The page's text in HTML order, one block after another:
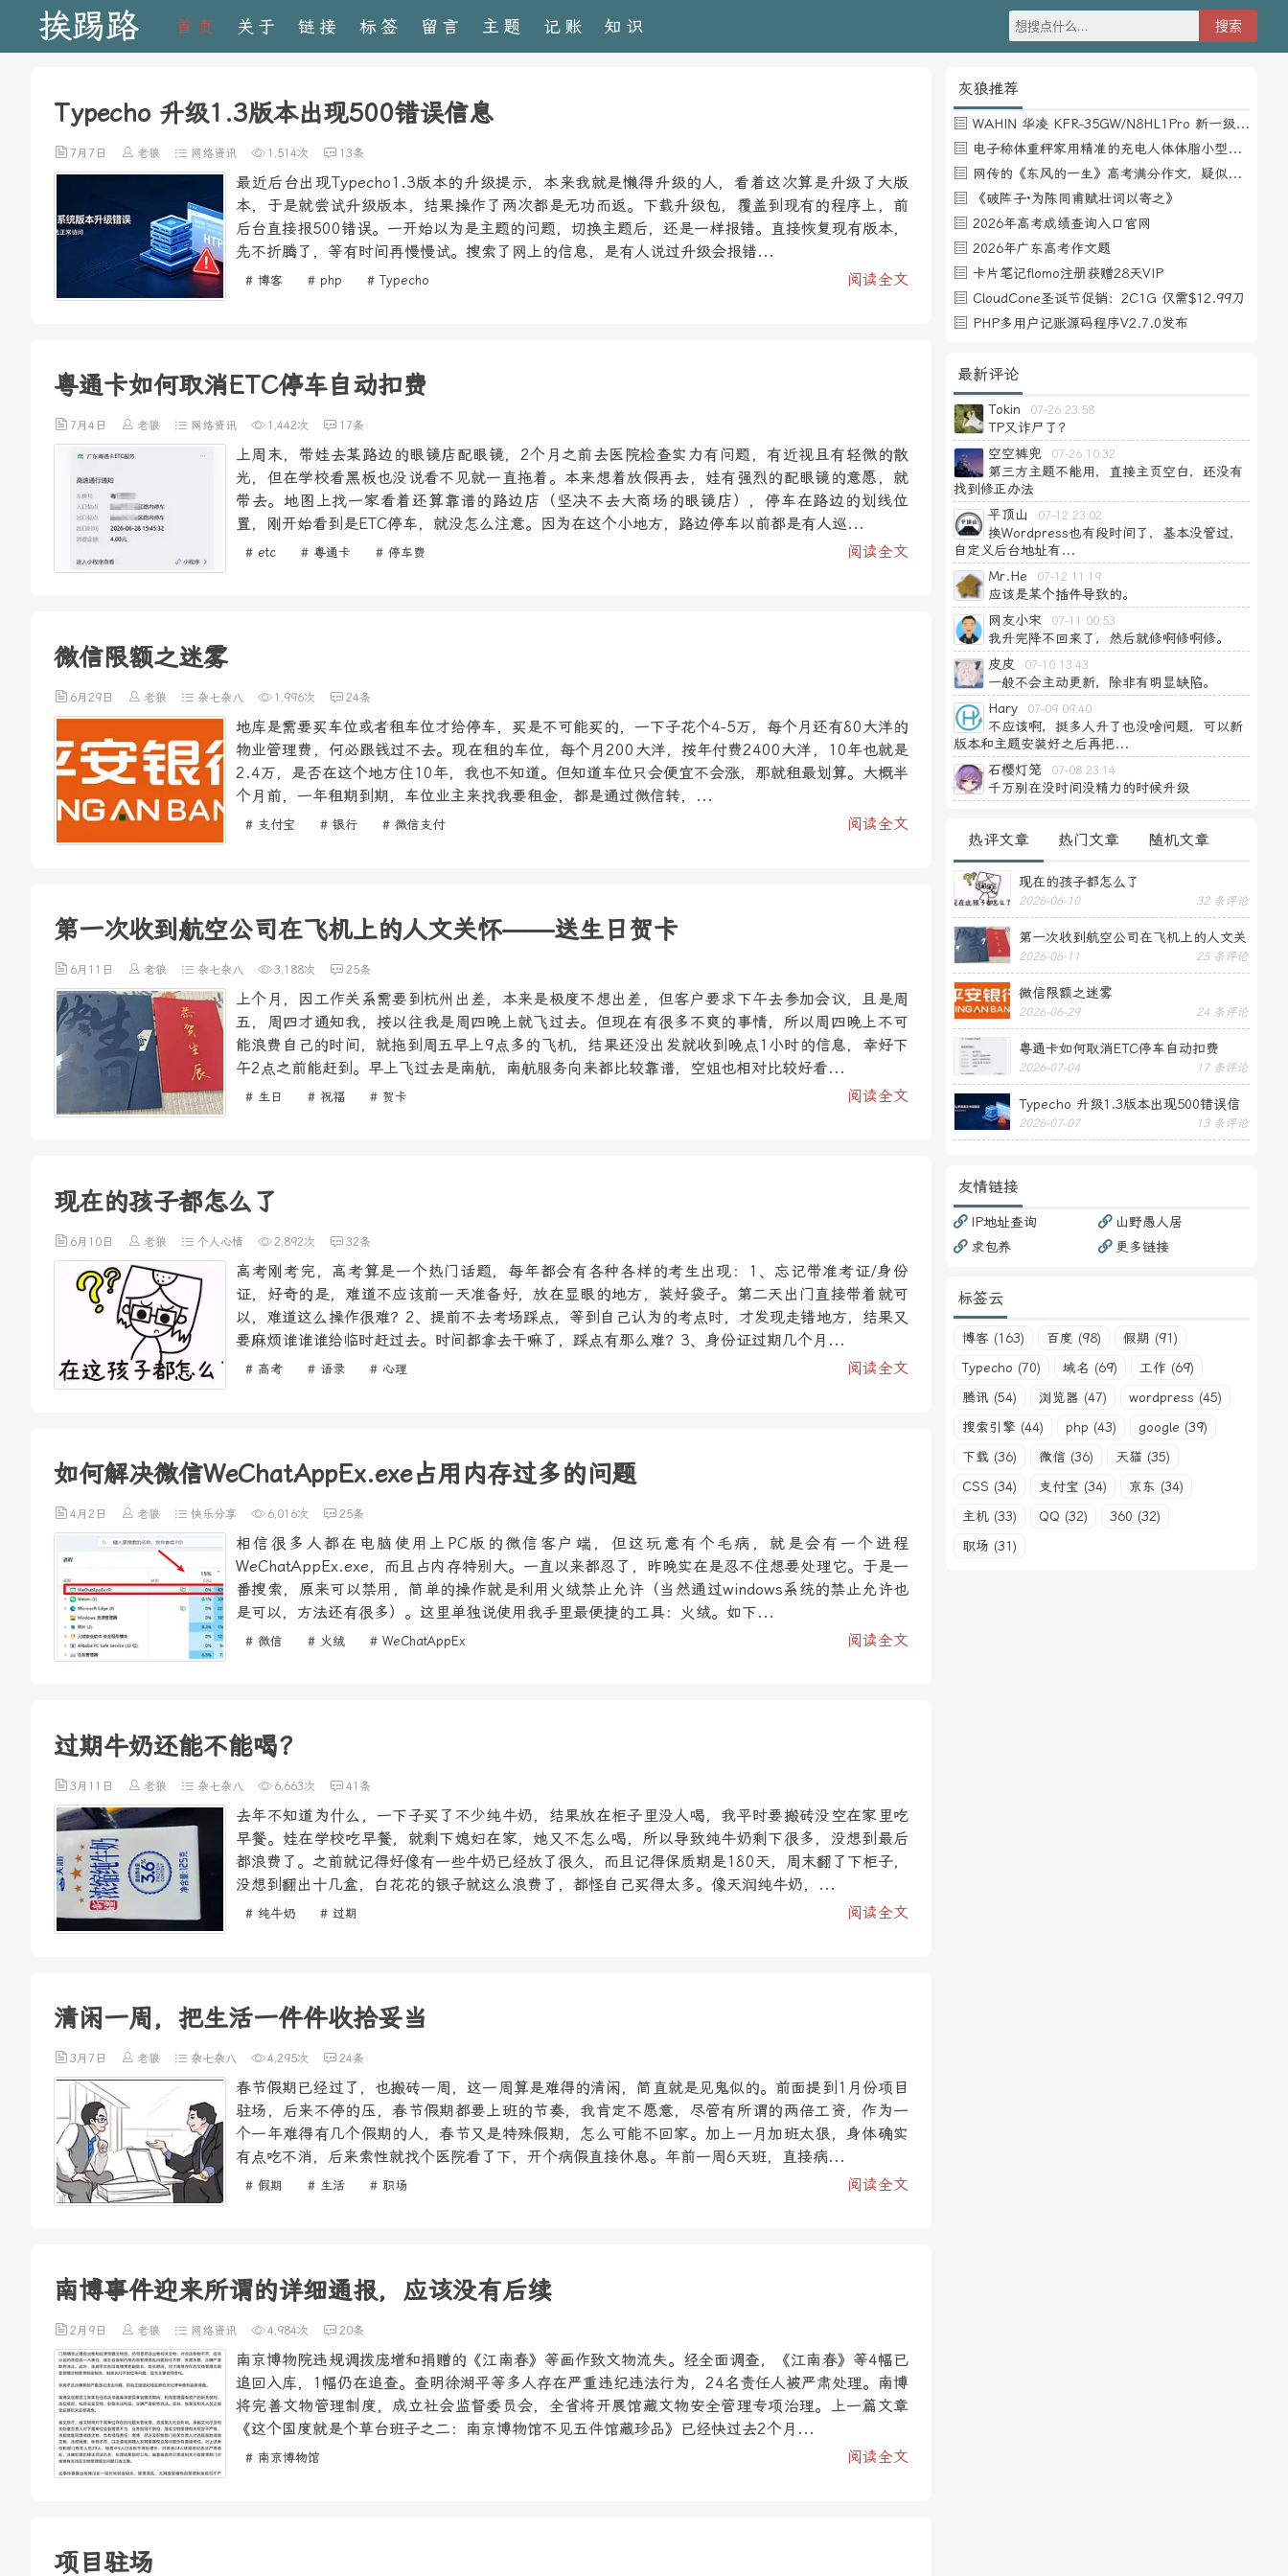
挨踢路 首页 关于 链接 标签 留言 主题 记账 知识
Typecho 升级1.3版本出现500错误信息
7月7日 老狼 网络资讯 1,514次 13条
最近后台出现Typecho1.3版本的升级提示，本来我就是懒得升级的人，看着这次算是升级了大版
本，于是就尝试升级版本，结果操作了两次都是无功而返。下载升级包，覆盖到现有的程序上，前
后台直接报500错误。一开始以为是主题的问题，切换主题后，还是一样报错。直接恢复现有版本，
先不折腾了，等有时间再慢慢试。搜索了网上的信息，是有人说过升级会报错...
阅读全文
# 博客 # php # Typecho
粤通卡如何取消ETC停车自动扣费
7月4日 老狼 网络资讯 1,442次 17条
上周末，带娃去某路边的眼镜店配眼镜，2个月之前去医院检查实力有问题，有近视且有轻微的散
光，但在学校看黑板也没说看不见就一直拖着。本来想着放假再去，娃有强烈的配眼镜的意愿，就
带去。地图上找一家看着还算靠谱的路边店（坚决不去大商场的眼镜店），停车在路边的划线位
置，刚开始看到是ETC停车，就没怎么注意。因为在这个小地方，路边停车以前都是有人巡...
阅读全文
# etc # 粤通卡 # 停车费
微信限额之迷雾
6月29日 老狼 杂七杂八 1,996次 24条
地库是需要买车位或者租车位才给停车，买是不可能买的，一下子花个4-5万，每个月还有80大洋的
物业管理费，何必跟钱过不去。现在租的车位，每个月200大洋，按年付费2400大洋，10年也就是
2.4万，是否在这个地方住10年，我也不知道。但知道车位只会便宜不会涨，那就租最划算。大概半
个月前，一年租期到期，车位业主来找我要租金，都是通过微信转，...
阅读全文
# 支付宝 # 银行 # 微信支付
第一次收到航空公司在飞机上的人文关怀——送生日贺卡
6月11日 老狼 杂七杂八 3,188次 25条
上个月，因工作关系需要到杭州出差，本来是极度不想出差，但客户要求下午去参加会议，且是周
五，周四才通知我，按以往我是周四晚上就飞过去。但现在有很多不爽的事情，所以周四晚上不可
能浪费自己的时间，就拖到周五早上9点多的飞机，结果还没出发就收到晚点1小时的信息，幸好下
午2点之前能赶到。早上飞过去是南航，南航服务向来都比较靠谱，空姐也相对比较好看...
阅读全文
# 生日 # 祝福 # 贺卡
现在的孩子都怎么了
6月10日 老狼 个人心情 2,892次 32条
高考刚考完，高考算是一个热门话题，每年都会有各种各样的考生出现：1、忘记带准考证/身份
证，好奇的是，难道不应该前一天准备好，放在显眼的地方，装好袋子。第二天出门直接带着就可
以，难道这么操作很难？2、提前不去考场踩点，等到自己认为的考点时，才发现走错地方，结果又
要麻烦谁谁谁给临时赶过去。时间都拿去干嘛了，踩点有那么难？3、身份证过期几个月...
阅读全文
# 高考 # 语录 # 心理
如何解决微信WeChatAppEx.exe占用内存过多的问题
4月2日 老狼 快乐分享 6,016次 25条
相信很多人都在电脑使用上PC版的微信客户端，但这玩意有个毛病，就是会有一个进程
WeChatAppEx.exe，而且占内存特别大。一直以来都忍了，昨晚实在是忍不住想要处理它。于是一
番搜索，原来可以禁用，简单的操作就是利用火绒禁止允许（当然通过windows系统的禁止允许也
是可以，方法还有很多）。这里单独说使用我手里最便捷的工具：火绒。如下...
阅读全文
# 微信 # 火绒 # WeChatAppEx
过期牛奶还能不能喝？
3月11日 老狼 杂七杂八 6,663次 41条
去年不知道为什么，一下子买了不少纯牛奶，结果放在柜子里没人喝，我平时要搬砖没空在家里吃
早餐。娃在学校吃早餐，就剩下媳妇在家，她又不怎么喝，所以导致纯牛奶剩下很多，没想到最后
都浪费了。之前就记得好像有一些牛奶已经放了很久，而且记得保质期是180天，周末翻了下柜子，
没想到翻出十几盒，白花花的银子就这么浪费了，都怪自己买得太多。像天润纯牛奶，...
阅读全文
# 纯牛奶 # 过期
清闲一周，把生活一件件收拾妥当
3月7日 老狼 杂七杂八 4,295次 24条
春节假期已经过了，也搬砖一周，这一周算是难得的清闲，简直就是见鬼似的。前面提到1月份项目
驻场，后来不停的压，春节假期都要上班的节奏，我肯定不愿意，尽管有所谓的两倍工资，作为一
个一年难得有几个假期的人，春节又是特殊假期，怎么可能不回家。加上一月加班太狠，身体确实
有点吃不消，后来索性就找个医院看了下，开个病假直接休息。年前一周6天班，直接病...
阅读全文
# 假期 # 生活 # 职场
南博事件迎来所谓的详细通报，应该没有后续
2月9日 老狼 网络资讯 4,984次 20条
南京博物院违规调拨庞增和捐赠的《江南春》等画作致文物流失。经全面调查，《江南春》等4幅已
追回入库，1幅仍在追查。查明徐湖平等多人存在严重违纪违法行为，24名责任人被严肃处理。南博
将完善文物管理制度，成立社会监督委员会，全省将开展馆藏文物安全管理专项治理。上一篇文章
《这个国度就是个草台班子之二：南京博物馆不见五件馆藏珍品》已经快过去2个月...
阅读全文
# 南京博物馆
项目驻场
灰狼推荐
WAHIN 华凌 KFR-35GW/N8HL1Pro 新一级能效 壁挂式空调 1.5匹
电子称体重秤家用精准的充电人体体脂小型称重支持HUAWEI HiLink
网传的《东风的一生》高考满分作文，疑似自媒体或其他渠道炒作
《破阵子·为陈同甫赋壮词以寄之》
2026年高考成绩查询入口官网
2026年广东高考作文题
卡片笔记flomo注册获赠28天VIP
CloudCone圣诞节促销：2C1G 仅需$12.99刀
PHP多用户记账源码程序V2.7.0发布
最新评论
Tokin 07-26 23:58
TP又诈尸了？
空空裤兜
07-26 10:32
第三方主题不能用，直接主页空白，还没有
找到修正办法
平顶山
07-12 23:02
换Wordpress也有段时间了，基本没管过，
自定义后台地址有...
Mr.He
07-12 11:19
应该是某个插件导致的。
网友小宋
07-11 00:53
我升完降不回来了，然后就修啊修啊修。
皮皮
07-10 13:43
一般不会主动更新，除非有明显缺陷。
Hary
07-09 09:40
不应该啊，挺多人升了也没啥问题，可以新
版本和主题安装好之后再把...
石樱灯笼
07-08 23:14
千万别在没时间没精力的时候升级
热评文章 热门文章 随机文章
现在的孩子都怎么了
2026-06-10 32 条评论
第一次收到航空公司在飞机上的人文关
怀——送生日贺卡
2026-06-11 25 条评论
微信限额之迷雾
2026-06-29 24 条评论
粤通卡如何取消ETC停车自动扣费
2026-07-04 17 条评论
Typecho 升级1.3版本出现500错误信
息
2026-07-07 13 条评论
友情链接
IP地址查询
山野愚人居
求包养
更多链接
标签云
博客 (163) 百度 (98)
假期 (91)
Typecho (70)
域名 (69)
工作 (69)
腾讯 (54)
浏览器 (47)
wordpress (45)
搜索引擎 (44)
php (43)
google (39)
下载 (36)
微信 (36)
天猫 (35)
CSS (34)
支付宝 (34)
京东 (34)
主机 (33)
QQ (32)
360 (32)
职场 (31)